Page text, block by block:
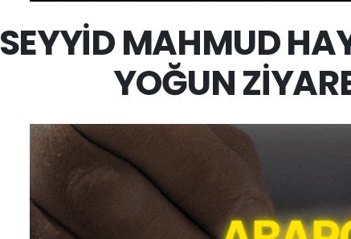
SEYYİD MAHMUD
YOĞUN